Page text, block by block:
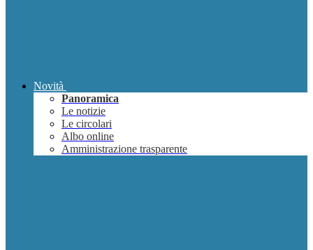
Novità
Panoramica
Le notizie
Le circolari
Albo online
Amministrazione trasparente